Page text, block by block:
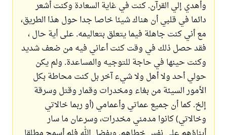
وأهدي إلي القرآن. كنت في غاية السعادة وكنت أشعر
دائما في قلبي أن هناك شيئا خاصا جدا حول هذا الطريق،
مع أني كنت جاهلة فيما يتعلق بتعاليمه. على أية حال ،
فقد حصل ذلك في وقت كنت أعاني فيه من ضعف شديد
وكنت حينها في حاجة للتوجيه والمساعدة. ولم يكن
حولي أحد ولا أهل ولا شيء آخر بل كنت محاطة بكل
الأمور السيئة من بغاء ومخدرات وقمار وقتل وسرقة
إلخ. كما أن جميع عماتي وأعمامي (أو ربما خالاتي
وخالاتي) كانوا مدمني مخدرات، وسرعان ما سار